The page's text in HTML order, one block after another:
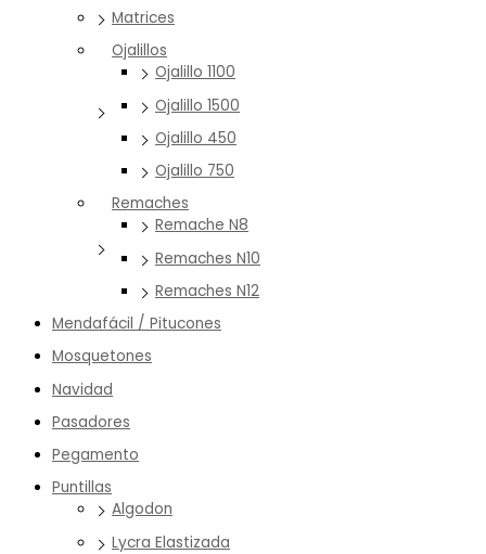
Matrices
Ojalillos
Ojalillo 1100
Ojalillo 1500
Ojalillo 450
Ojalillo 750
Remaches
Remache N8
Remaches N10
Remaches N12
Mendafácil / Pitucones
Mosquetones
Navidad
Pasadores
Pegamento
Puntillas
Algodon
Lycra Elastizada